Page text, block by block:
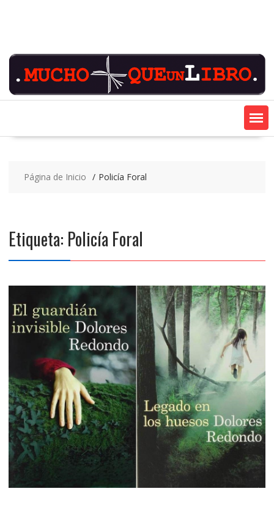
Página de Inicio Policía Foral
Etiqueta: Policía Foral